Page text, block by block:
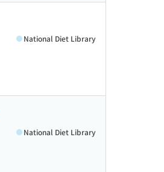
National Diet Library
National Diet Library